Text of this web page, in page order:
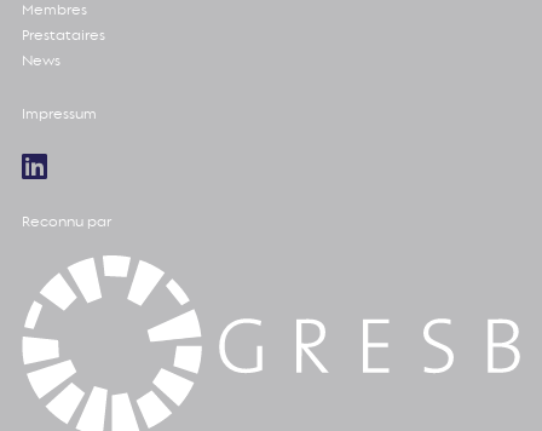
Membres
Prestataires
News
Impressum
Reconnu par